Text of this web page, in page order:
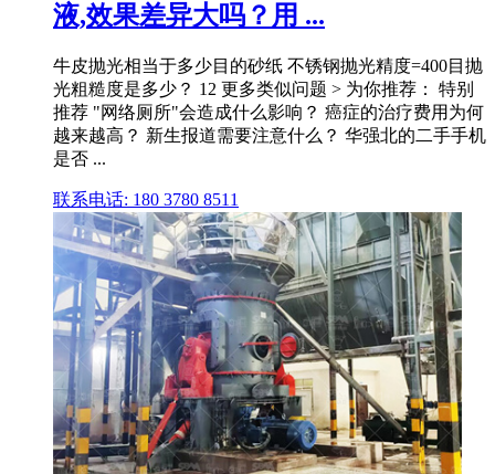
液,效果差异大吗？用 ...
牛皮抛光相当于多少目的砂纸 不锈钢抛光精度=400目抛
光粗糙度是多少？ 12 更多类似问题 > 为你推荐： 特别
推荐 "网络厕所"会造成什么影响？ 癌症的治疗费用为何
越来越高？ 新生报道需要注意什么？ 华强北的二手手机
是否 ...
联系电话: 180 3780 8511